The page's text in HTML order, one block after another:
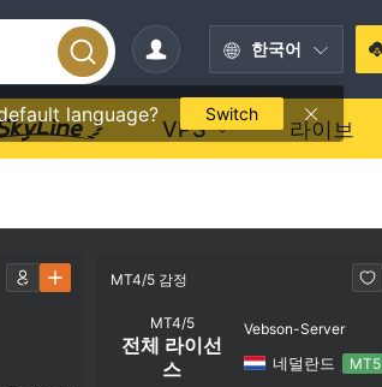
한국어
language? Switch
VPS 라이브
MT4/5 감정
MT4/5
전체 라이선
스
Vebson-Server
네덜란드 MT5